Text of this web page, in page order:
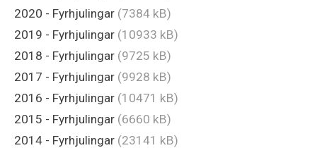
2020 - Fyrhjulingar (7384 kB)
2019 - Fyrhjulingar (10933 kB)
2018 - Fyrhjulingar (9725 kB)
2017 - Fyrhjulingar (9928 kB)
2016 - Fyrhjulingar (10471 kB)
2015 - Fyrhjulingar (6660 kB)
2014 - Fyrhjulingar (23141 kB)